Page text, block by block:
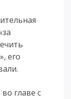
его
главе с